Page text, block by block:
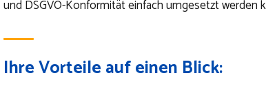
und DSGVO-Konformität einfach umgesetzt werden
Ihre Vorteile auf einen Blick: